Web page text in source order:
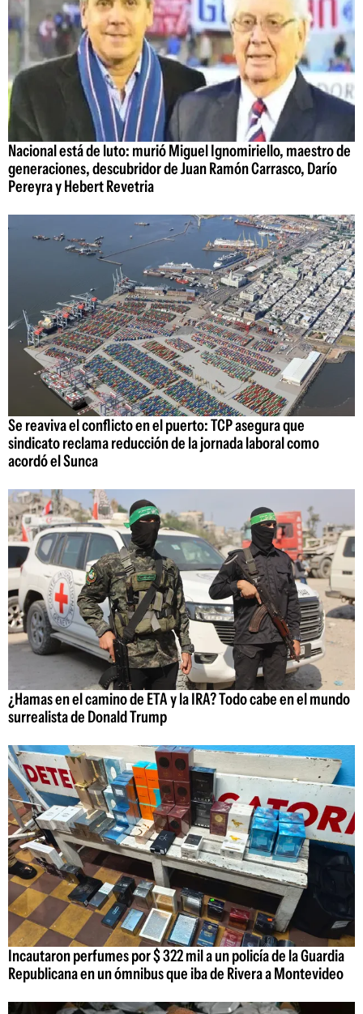
Nacional está de luto: murió Miguel Ignomiriello, maestro de
generaciones, descubridor de Juan Ramón Carrasco, Darío
Pereyra y Hebert Revetria
Se reaviva el conflicto en el puerto: TCP asegura que
sindicato reclama reducción de la jornada laboral como
acordó el Sunca
¿Hamas en el camino de ETA y la IRA? Todo cabe en el mundo
surrealista de Donald Trump
Incautaron perfumes por $ 322 mil a un policía de la Guardia
Republicana en un ómnibus que iba de Rivera a Montevideo